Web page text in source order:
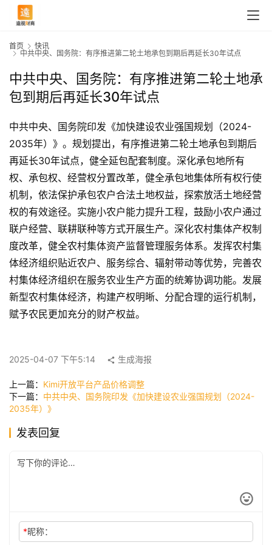
首
页
快
公
司
尚
技
首页
快讯
中共中央、国务院：有序推进第二轮土地承包到期后再延长30年试点
中共中央、国务院：有序推进第二轮土地承
包到期后再延长30年试点
中共中央、国务院印发《加快建设农业强国规划（2024-
2035年）》。规划提出，有序推进第二轮土地承包到期后
再延长30年试点，健全延包配套制度。深化承包地所有
权、承包权、经营权分置改革，健全承包地集体所有权行使
机制，依法保护承包农户合法土地权益，探索放活土地经营
权的有效途径。实施小农户能力提升工程，鼓励小农户通过
联户经营、联耕联种等方式开展生产。深化农村集体产权制
度改革，健全农村集体资产监督管理服务体系。发挥农村集
体经济组织贴近农户、服务综合、辐射带动等优势，完善农
村集体经济组织在服务农业生产方面的统筹协调功能。发展
新型农村集体经济，构建产权明晰、分配合理的运行机制，
赋予农民更加充分的财产权益。
2025-04-07 下午5:14 生成海报
上一篇： Kimi开放平台产品价格调整
下一篇： 中共中央、国务院印发《加快建设农业强国规划（2024-
2035年）》
发表回复
*昵称：